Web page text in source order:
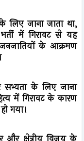
लिए जाना जाता था,
में गिरावट से यह
के आक्रमण
सभ्यता के लिए जाना
में गिरावट के कारण
गया।